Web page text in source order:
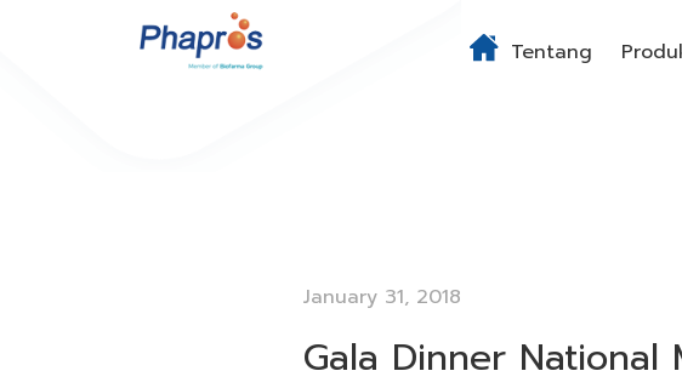
Tentang
January 31, 2018
Gala Dinner National